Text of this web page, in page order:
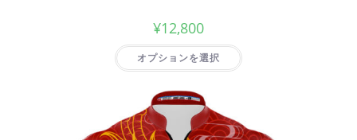
¥12,800
オプションを選択